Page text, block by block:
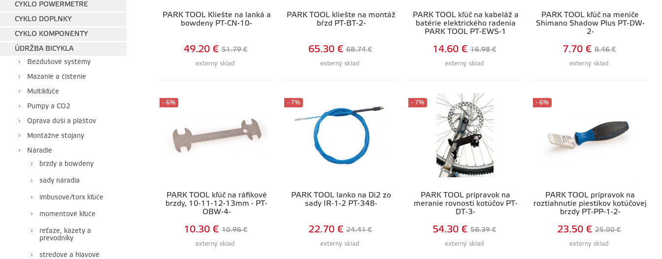
CYKLO POWERMETRE
CYKLO DOPLNKY
CYKLO KOMPONENTY
ÚDRŽBA BICYKLA
Bezdušové systémy
Mazanie a čistenie
Multikľúče
Pumpy a CO2
Oprava duší a pláštov
Montážne stojany
Náradie
brzdy a bowdeny
sady náradia
imbusové/torx kľúče
momentové kľúče
reťaze, kazety a
prevodníky
stredové a hlavové
PARK TOOL Kliešte na lanká a
bowdeny PT-CN-10-
externý sklad
49.20 € 51.79 €
PARK TOOL kliešte na montáž
bŕzd PT-BT-2-
externý sklad
65.30 € 68.74 €
PARK TOOL kľúč na kabeláž a
batérie elektrického radenia
PARK TOOL PT-EWS-1
externý sklad
14.60 € 16.98 €
PARK TOOL kľúč na meniče
Shimano Shadow Plus PT-DW-
2-
externý sklad
7.70 € 8.46 €
PARK TOOL kľúč na ráfikové
brzdy, 10-11-12-13mm - PT-
OBW-4-
- 6%
externý sklad
10.30 € 10.96 €
PARK TOOL lanko na Di2 zo
sady IR-1-2 PT-348-
- 7%
externý sklad
22.70 € 24.41 €
PARK TOOL prípravok na
meranie rovnosti kotúčov PT-
DT-3-
- 7%
externý sklad
54.30 € 58.39 €
PARK TOOL prípravok na
roztiahnutie piestikov kotúčovej
brzdy PT-PP-1-2-
- 6%
externý sklad
23.50 € 25.00 €